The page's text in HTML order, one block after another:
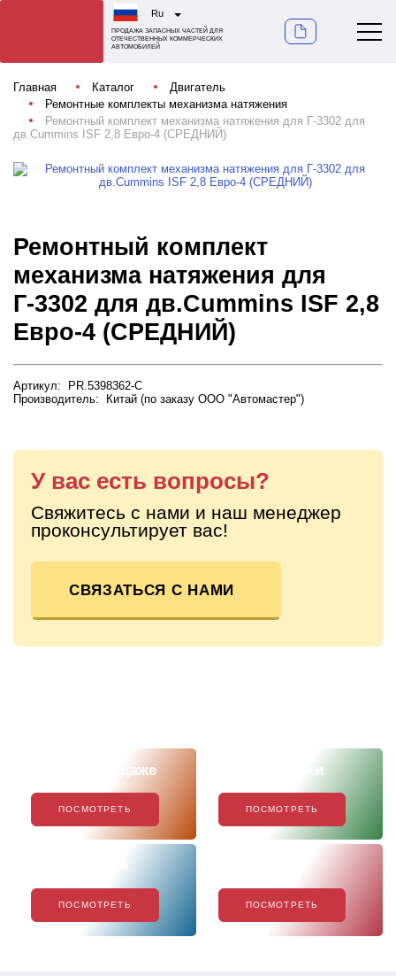
Ru
ПРОДАЖА ЗАПАСНЫХ ЧАСТЕЙ ДЛЯ
ОТЕЧЕСТВЕННЫХ КОММЕРЧЕСКИХ
АВТОМОБИЛЕЙ
Главная Каталог
Двигатель
Ремонтные комплекты механизма натяжения
Ремонтный комплект механизма натяжения для Г-3302 для
дв.Cummins ISF 2,8 Евро-4 (СРЕДНИЙ)
Ремонтный комплект
механизма натяжения для
Г-3302 для дв.Cummins ISF 2,8
Евро-4 (СРЕДНИЙ)
Артикул: PR.5398362-C
Производитель: Китай (по заказу ООО "Автомастер")
У вас есть вопросы?
Свяжитесь с нами и наш менеджер
проконсультирует вас!
СВЯЗАТЬСЯ С НАМИ
Скоро в продаже
ПОСМОТРЕТЬ
Наши новинки
ПОСМОТРЕТЬ
ПОСМОТРЕТЬ ПОСМОТРЕТЬ